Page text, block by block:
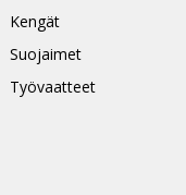
Kengät
Suojaimet
Työvaatteet